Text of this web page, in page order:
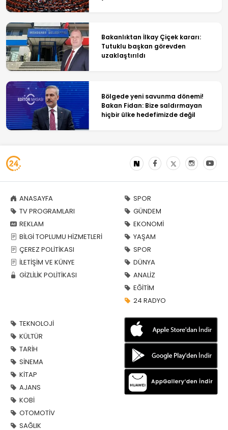
Bakanlıktan İlkay Çiçek kararı:
Tutuklu başkan görevden
uzaklaştırıldı
Bölgede yeni savunma dönemi!
Bakan Fidan: Bize saldırmayan
hiçbir ülke hedefimizde değil
ANASAYFA
TV PROGRAMLARI
REKLAM
BİLGİ TOPLUMU HİZMETLERİ
ÇEREZ POLİTİKASI
İLETİŞİM VE KÜNYE
GİZLİLİK POLİTİKASI
SPOR
GÜNDEM
EKONOMİ
YAŞAM
SPOR
DÜNYA
ANALİZ
EĞİTİM
24 RADYO
TEKNOLOJİ
KÜLTÜR
TARİH
SİNEMA
KİTAP
AJANS
KOBİ
OTOMOTİV
SAĞLIK